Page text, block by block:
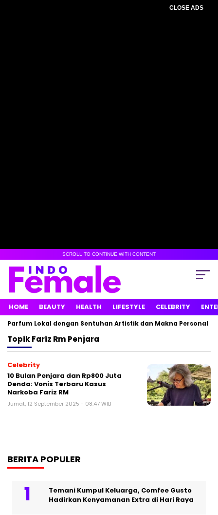
CLOSE ADS
SCROLL TO CONTINUE WITH CONTENT
HOME BEAUTY HEALTH LIFESTYLE CELEBRITY
Parfum Lokal dengan Sentuhan Artistik dan Makna Personal
TopikFariz Rm Penjara
Celebrity
10 Bulan Penjara dan Rp800 Juta
Denda: Vonis Terbaru Kasus
Narkoba Fariz RM
Jumat, 12 September 2025 - 08:47 WIB
BERITA POPULER
Temani Kumpul Keluarga, Comfee Gusto
Hadirkan Kenyamanan Extra di Hari Raya